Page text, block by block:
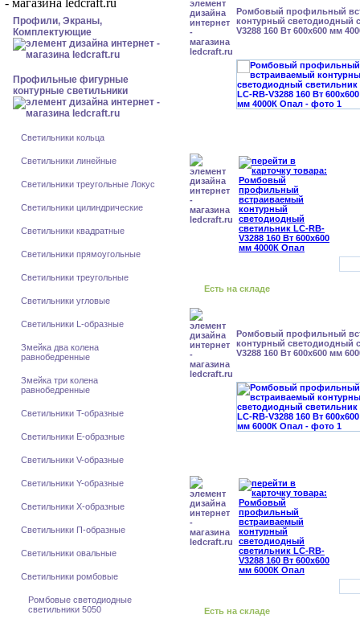
Профили, Экраны,
Комплектующие
Профильные фигурные
контурные светильники
Светильники кольца
Светильники линейные
Светильники треугольные Локус
Светильники цилиндрические
Светильники квадратные
Светильники прямоугольные
Светильники треугольные
Светильники угловые
Светильники L-образные
Змейка два колена
равнобедренные
Змейка три колена
равнобедренные
Светильники T-образные
Светильники E-образные
Светильники V-образные
Светильники Y-образные
Светильники X-образные
Светильники П-образные
Светильники овальные
Светильники ромбовые
Ромбовые светодиодные
светильники 5050
Ромбовый профильный
контурный светодиодный
V3288 160 Вт 600x600 мм
Есть на складе
Ромбовый профильный
контурный светодиодный
V3288 160 Вт 600x600 мм
Есть на складе